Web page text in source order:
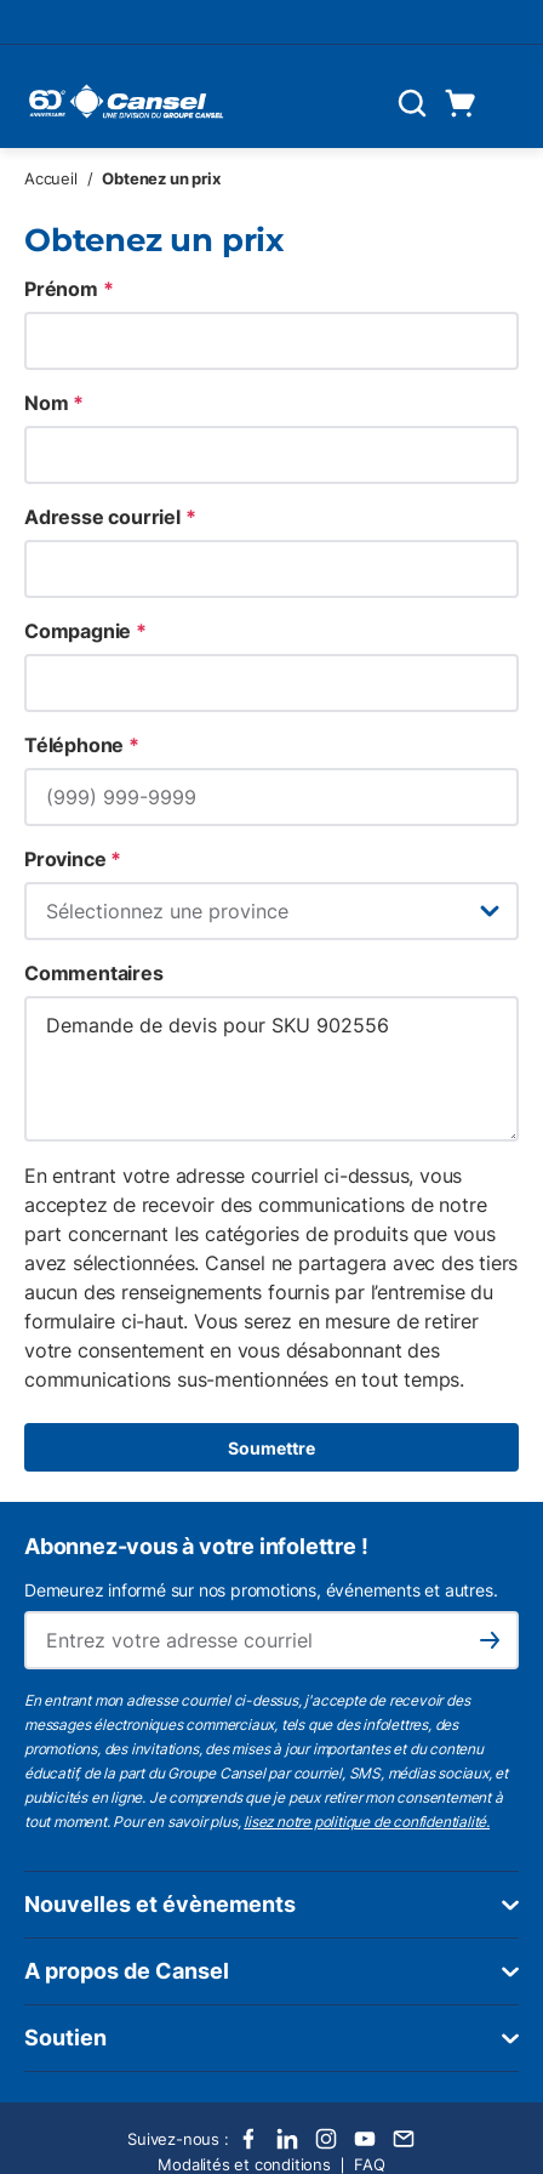
Recherche
Accueil / Obtenez un prix
Obtenez un prix
Prénom *
Nom *
Adresse courriel*
Compagnie *
Téléphone *
Province *
Commentaires
En entrant votre adresse courriel ci-dessus, vous
acceptez de recevoir des communications de notre
part concernant les catégories de produits que vous
avez sélectionnées. Cansel ne partagera avec des tiers
aucun des renseignements fournis par l’entremise du
formulaire ci-haut. Vous serez en mesure de retirer
votre consentement en vous désabonnant des
communications sus-mentionnées en tout temps.
Soumettre
Abonnez-vous à votre infolettre !
Demeurez informé sur nos promotions, événements et autres.
Subscribe
En entrant mon adresse courriel ci-dessus, j'accepte de recevoir des
messages électroniques commerciaux, tels que des infolettres, des
promotions, des invitations, des mises à jour importantes et du contenu
éducatif, de la part du Groupe Cansel par courriel, SMS, médias sociaux, et
publicités en ligne. Je comprends que je peux retirer mon consentement à
tout moment. Pour en savoir plus, lisez notre politique de confidentialité.
Nouvelles et évènements
A propos de Cansel
Soutien
Suivez-nous :
Modalités et conditions
FAQ